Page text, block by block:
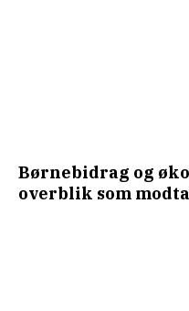
Børnebidrag og
overblik som